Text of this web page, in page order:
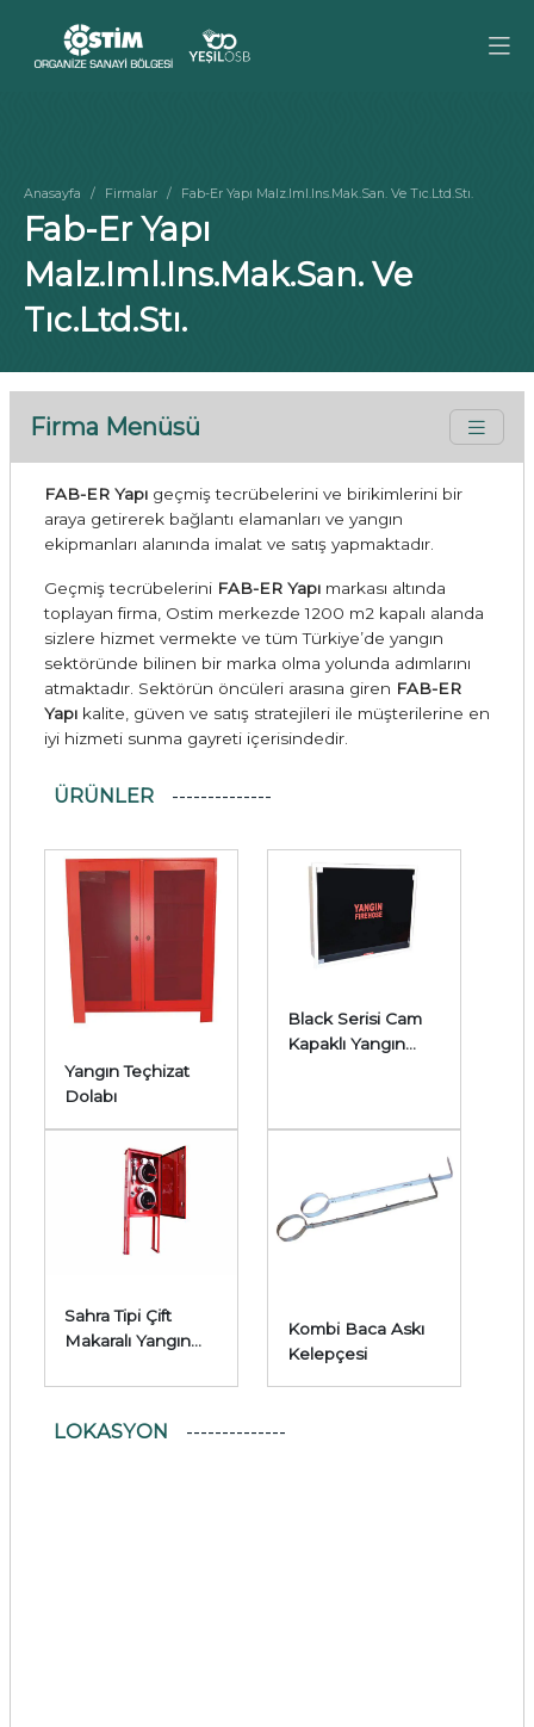
Anasayfa Firmalar Fab-Er Yapı Malz.Iml.Ins.Mak.San. Ve Tıc.Ltd.Stı.
Fab-Er Yapı
Malz.Iml.Ins.Mak.San. Ve
Tıc.Ltd.Stı.
Firma Menüsü
FAB-ER Yapı geçmiş tecrübelerini ve birikimlerini bir
araya getirerek bağlantı elamanları ve yangın
ekipmanları alanında imalat ve satış yapmaktadır.
Geçmiş tecrübelerini FAB-ER Yapı markası altında
toplayan firma, Ostim merkezde 1200 m2 kapalı alanda
sizlere hizmet vermekte ve tüm Türkiye’de yangın
sektöründe bilinen bir marka olma yolunda adımlarını
atmaktadır. Sektörün öncüleri arasına giren FAB-ER
Yapı kalite, güven ve satış stratejileri ile müşterilerine en
iyi hizmeti sunma gayreti içerisindedir.
ÜRÜNLER
Yangın Teçhizat
Dolabı
Black Serisi Cam
Kapaklı Yangın
Sahra Tipi Çift
Makaralı Yangın
Kombi Baca Askı
Kelepçesi
LOKASYON